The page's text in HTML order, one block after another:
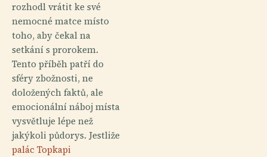
rozhodl vrátit ke své
nemocné matce místo
toho, aby čekal na
setkání s prorokem.
Tento příběh patří do
sféry zbožnosti, ne
doložených faktů, ale
emocionální náboj místa
vysvětluje lépe než
jakýkoli půdorys. Jestliže
palác Topkapi